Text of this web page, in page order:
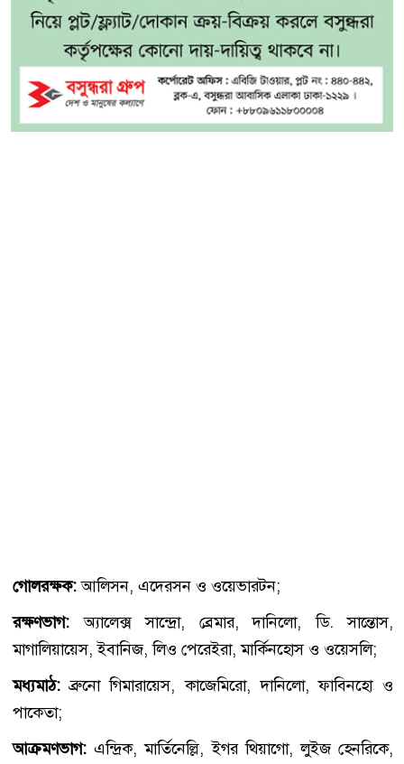
গোলরক্ষক:আলিসন, এদেরসন ও ওয়েভারটন;
রক্ষণভাগ:অ্যালেক্স সান্দ্রো, ব্রেমার, দানিলো, ডি. সান্তোস,
মাগালিয়ায়েস, ইবানিজ, লিও পেরেইরা, মার্কিনহোস ও ওয়েসলি;
মধ্যমাঠ: ব্রুনো গিমারায়েস, কাজেমিরো, দানিলো, ফাবিনহো ও
পাকেতা;
আক্রমণভাগ:এন্দ্রিক, মার্তিনেল্লি, ইগর থিয়াগো, লুইজ হেনরিকে,